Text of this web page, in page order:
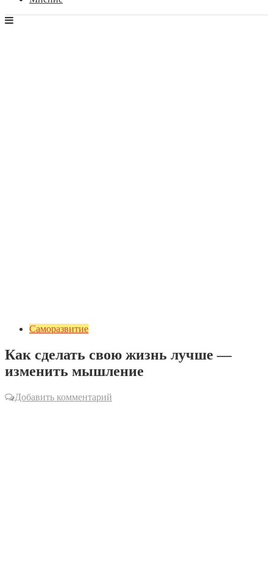
Саморазвитие
Как сделать свою жизнь лучше —
изменить мышление
Добавить комментарий